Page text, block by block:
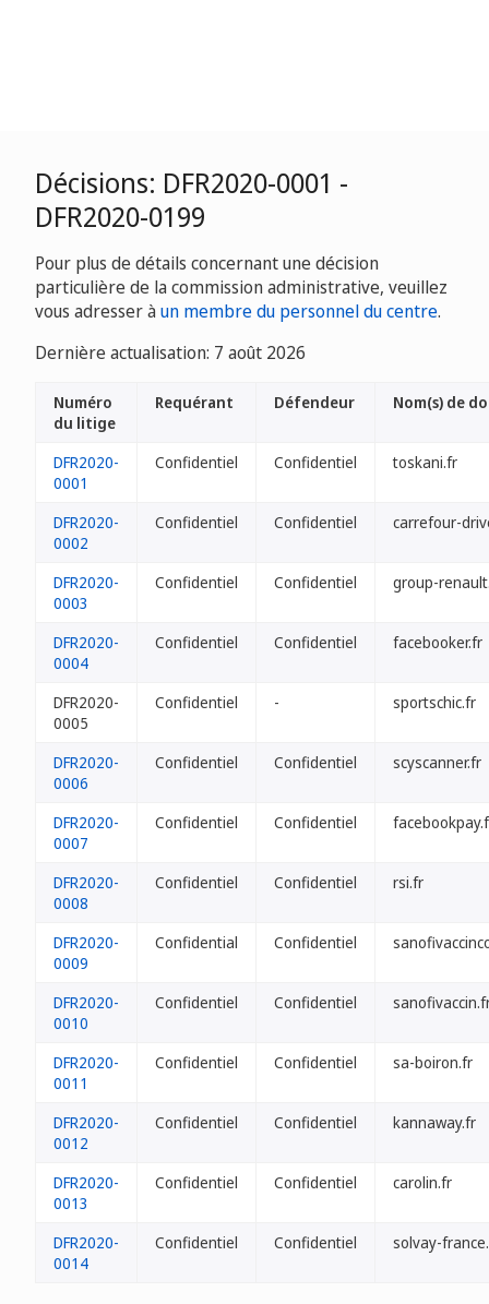
Décisions: DFR2020-0001 -
DFR2020-0199
Pour plus de détails concernant une décision
particulière de la commission administrative, veuillez
vous adresser àun membre du personnel du centre.
Dernière actualisation: 7 août 2026
Numéro
du litige
Requérant Défendeur Nom(s) de
DFR2020-
0001
Confidentiel Confidentiel toskani.fr
DFR2020-
0002
Confidentiel Confidentiel carrefour-
DFR2020-
0003
Confidentiel Confidentiel group-
DFR2020-
0004
Confidentiel Confidentiel facebooker.fr
DFR2020-
0005
Confidentiel - sportschic.fr
DFR2020-
0006
Confidentiel Confidentiel scyscanner.fr
DFR2020-
0007
Confidentiel Confidentiel
DFR2020-
0008
Confidentiel Confidentiel rsi.fr
DFR2020-
0009
Confidential Confidentiel
DFR2020-
0010
Confidentiel Confidentiel
DFR2020-
0011
Confidentiel Confidentiel sa-boiron.fr
DFR2020-
0012
Confidentiel Confidentiel kannaway.fr
DFR2020-
0013
Confidentiel Confidentiel carolin.fr
DFR2020-
0014
Confidentiel Confidentiel solvay-